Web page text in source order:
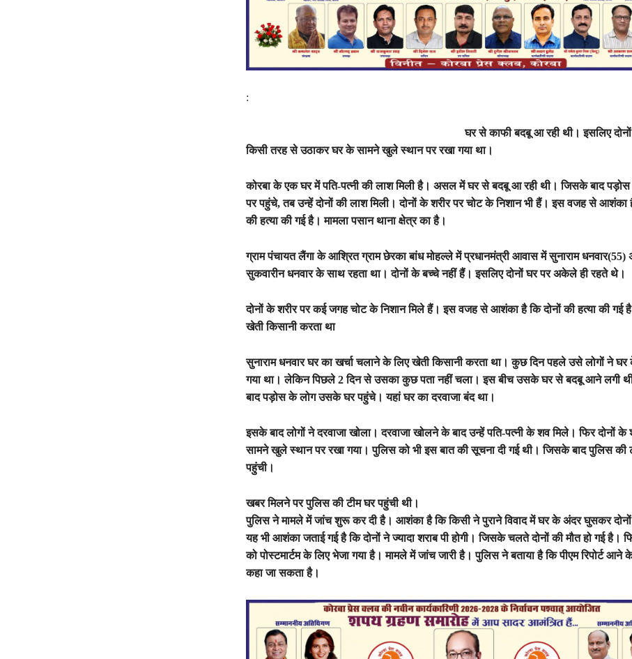
:
घर से काफी बदबू आ रही थी। इसलिए
किसी तरह से उठाकर घर के सामने खुले स्थान पर रखा गया था।
कोरबा के एक घर में पति-पत्नी की लाश मिली है। असल में घर से बदबू आ रही थी। जिसके बाद
पर पहुंचे, तब उन्हें दोनों की लाश मिली। दोनों के शरीर पर चोट के निशान भी हैं। इस वजह से आशंका
की हत्या की गई है। मामला पसान थाना क्षेत्र का है।
ग्राम पंचायत लैंगा के आश्रित ग्राम छेरका बांध मोहल्ले में प्रधानमंत्री आवास में सुनाराम धनवार(55)
सुकवारीन धनवार के साथ रहता था। दोनों के बच्चे नहीं हैं। इसलिए दोनों घर पर अकेले ही रहते थे।
दोनों के शरीर पर कई जगह चोट के निशान मिले हैं। इस वजह से आशंका है कि दोनों की हत्या की गई
खेती किसानी करता था
सुनाराम धनवार घर का खर्चा चलाने के लिए खेती किसानी करता था। कुछ दिन पहले उसे लोगों ने घर
गया था। लेकिन पिछले 2 दिन से उसका कुछ पता नहीं चला। इस बीच उसके घर से बदबू आने लगी
बाद पड़ोस के लोग उसके घर पहुंचे। यहां घर का दरवाजा बंद था।
इसके बाद लोगों ने दरवाजा खोला। दरवाजा खोलने के बाद उन्हें पति-पत्नी के शव मिले। फिर दोनों
सामने खुले स्थान पर रखा गया। पुलिस को भी इस बात की सूचना दी गई थी। जिसके बाद पुलिस की
पहुंची।
खबर मिलने पर पुलिस की टीम घर पहुंची थी।
पुलिस ने मामले में जांच शुरू कर दी है। आशंका है कि किसी ने पुराने विवाद में घर के अंदर घुसकर दोनों
यह भी आशंका जताई गई है कि दोनों ने ज्यादा शराब पी होगी। जिसके चलते दोनों की मौत हो गई है।
को पोस्टमार्टम के लिए भेजा गया है। मामले में जांच जारी है। पुलिस ने बताया है कि पीएम रिपोर्ट आने
कहा जा सकता है।